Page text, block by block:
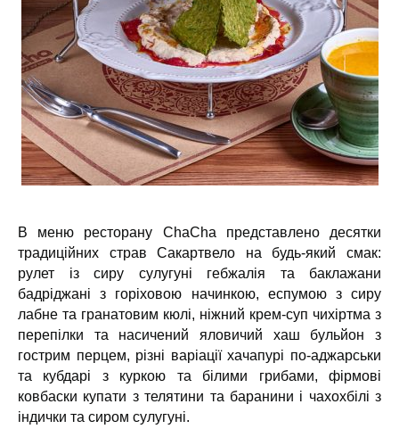
В меню ресторану ChaCha представлено десятки
традиційних страв Сакартвело на будь-який смак:
рулет із сиру сулугуні гебжалія та баклажани
бадріджані з горіховою начинкою, еспумою з сиру
лабне та гранатовим кюлі, ніжний крем-суп чихіртма з
перепілки та насичений яловичий хаш бульйон з
гострим перцем, різні варіації хачапурі по-аджарськи
та кубдарі з куркою та білими грибами, фірмові
ковбаски купати з телятини та баранини і чахохбілі з
індички та сиром сулугуні.